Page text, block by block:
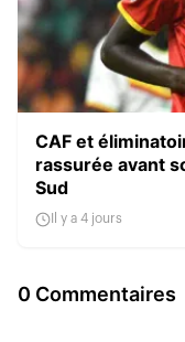
CAF et
rassurée avant
Sud
Il y a 4 jours
0 Commentaires